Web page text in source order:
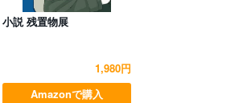
小説 残置物展
1,980円
Amazonで購入